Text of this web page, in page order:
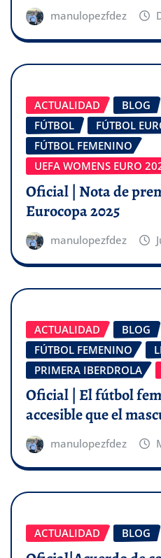
manulopezfdez
ACTUALIDAD BLOG
FÚTBOL
FÚTBOL
FÚTBOL FEMENINO
UEFA WOMENS EURO
Oficial | Nota de
Eurocopa 2025
manulopezfdez
ACTUALIDAD BLOG
FÚTBOL FEMENINO
PRIMERA IBERDROLA
Oficial | El fútbol
accesible que el
manulopezfdez
ACTUALIDAD BLOG